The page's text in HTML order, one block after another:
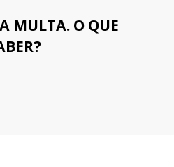
MULTA. O QUE